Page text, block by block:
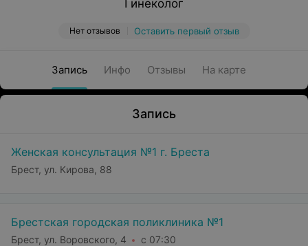
Гинеколог
Нет отзывов Оставить первый отзыв
Запись Инфо Отзывы На карте
Запись
Женская консультация №1 г. Бреста
Брест, ул. Кирова, 88
Брестская городская поликлиника №1
Брест, ул. Воровского, 4 с 07:30